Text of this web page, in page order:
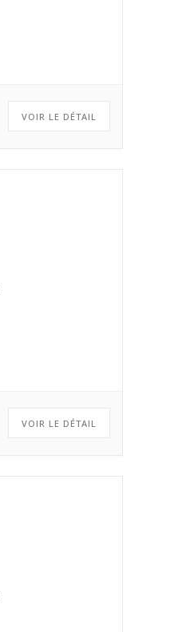
VOIR LE DÉTAIL
VOIR LE DÉTAIL